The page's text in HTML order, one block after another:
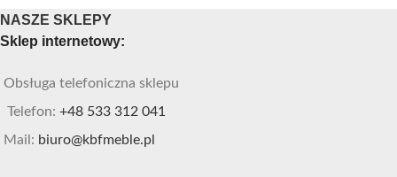
NASZE SKLEPY
Sklep internetowy:
Obsługa telefoniczna sklepu
Telefon: +48 533 312 041
Mail: biuro@kbfmeble.pl